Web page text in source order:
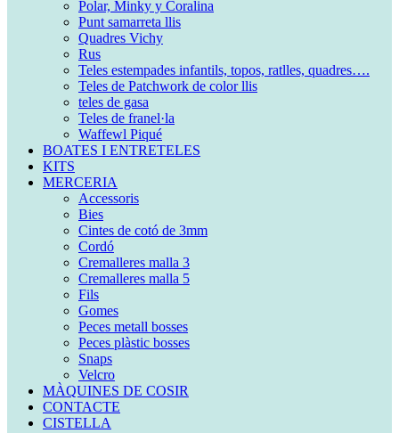
Polar, Minky y Coralina
Punt samarreta llis
Quadres Vichy
Rus
Teles estempades infantils, topos, ratlles, quadres….
Teles de Patchwork de color llis
teles de gasa
Teles de franel·la
Waffewl Piqué
BOATES I ENTRETELES
KITS
MERCERIA
Accessoris
Bies
Cintes de cotó de 3mm
Cordó
Cremalleres malla 3
Cremalleres malla 5
Fils
Gomes
Peces metall bosses
Peces plàstic bosses
Snaps
Velcro
MÀQUINES DE COSIR
CONTACTE
CISTELLA